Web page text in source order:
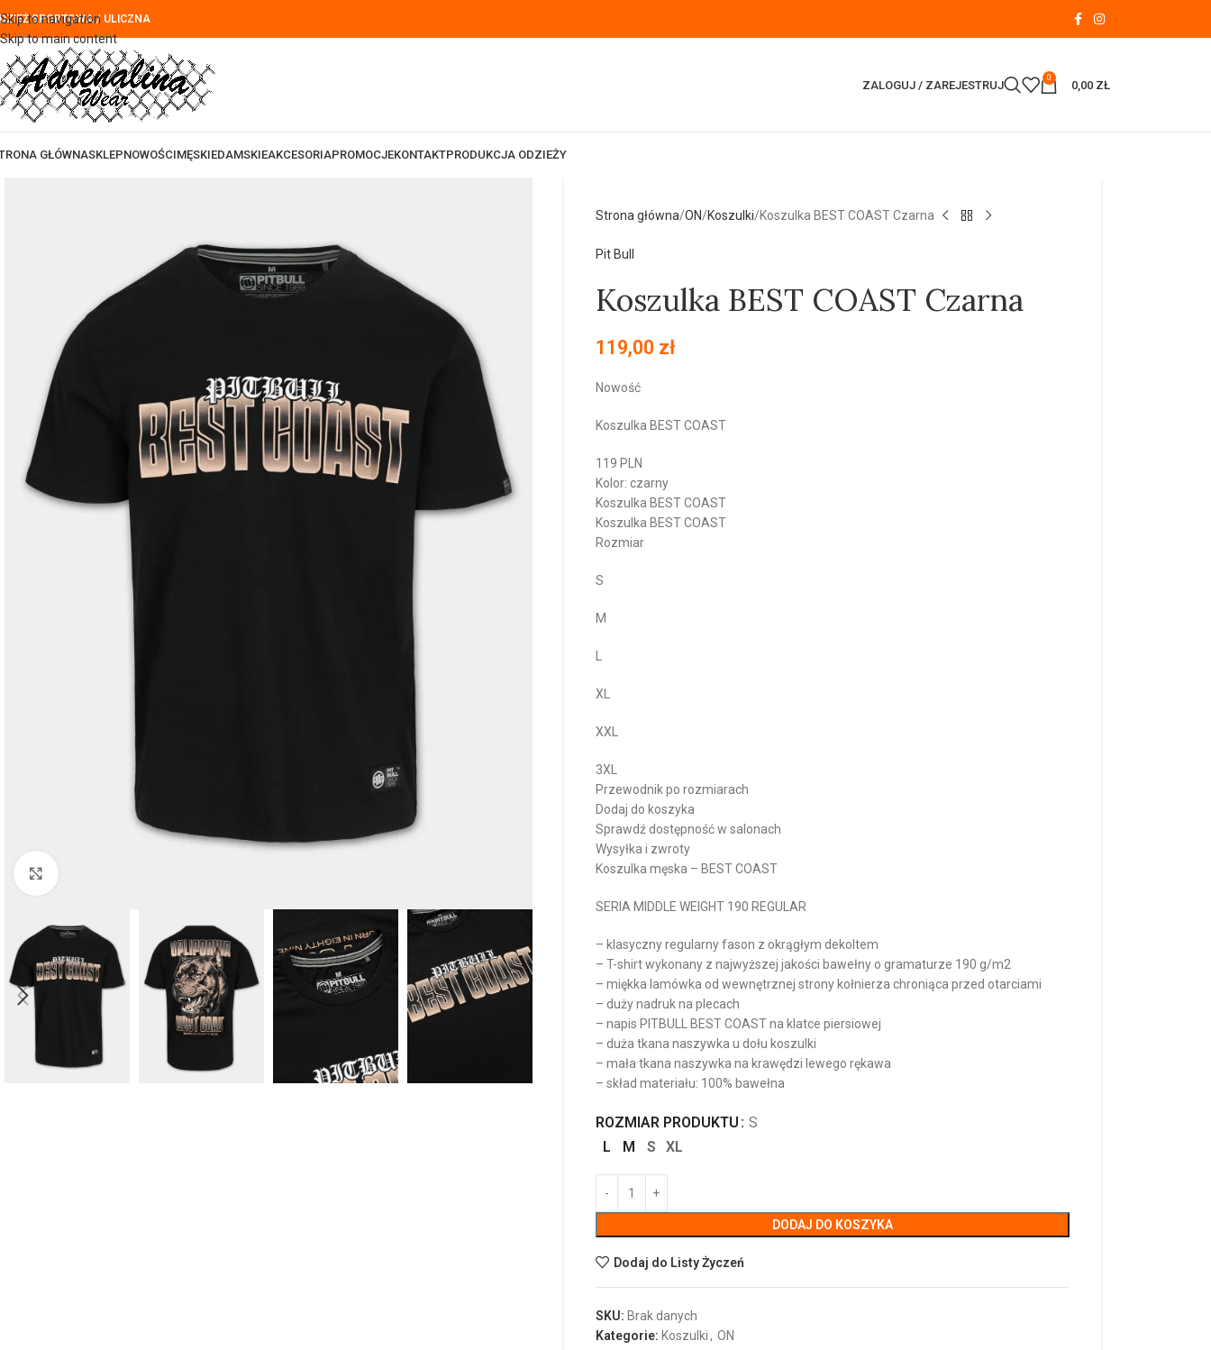
Skip to navigation
Skip to main content
SPORTOWA / ULICZNA
ZALOGUJ / ZAREJESTRUJ
0
0,00 ZŁ
GŁÓWNASKLEPNOWOŚCIMĘSKIEDAMSKIEAKCESORIAPROMOCJEKONTAKTPRODUKCJA ODZIEŻY
Strona główna ON Koszulki Koszulka BEST COAST Czarna
Pit Bull
Koszulka BEST COAST Czarna
119,00 zł
Nowość
Koszulka BEST COAST
119 PLN
Kolor: czarny
Koszulka BEST COAST
Koszulka BEST COAST
Rozmiar
S
M
XL
XXL
3XL
Przewodnik po rozmiarach
Dodaj do koszyka
Sprawdź dostępność w salonach
Wysyłka i zwroty
Koszulka męska – BEST COAST
SERIA MIDDLE WEIGHT 190 REGULAR
– klasyczny regularny fason z okrągłym dekoltem
– T-shirt wykonany z najwyższej jakości bawełny o gramaturze 190 g/m2
– miękka lamówka od wewnętrznej strony kołnierza chroniąca przed otarciami
– duży nadruk na plecach
– napis PITBULL BEST COAST na klatce piersiowej
– duża tkana naszywka u dołu koszulki
– mała tkana naszywka na krawędzi lewego rękawa
– skład materiału: 100% bawełna
ROZMIAR PRODUKTU
S
L
M S XL
DODAJ DO KOSZYKA
Dodaj do Listy Życzeń
SKU: Brak danych
Kategorie: Koszulki, ON